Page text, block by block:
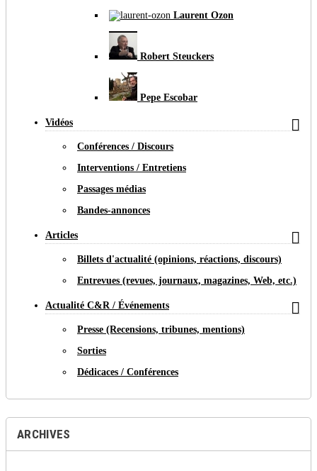
Laurent Ozon
Robert Steuckers
Pepe Escobar
Vidéos 
Conférences / Discours
Interventions / Entretiens
Passages médias
Bandes-annonces
Articles 
Billets d'actualité (opinions, réactions, discours)
Entrevues (revues, journaux, magazines, Web, etc.)
Actualité C&R / Événements 
Presse (Recensions, tribunes, mentions)
Sorties
Dédicaces / Conférences
ARCHIVES